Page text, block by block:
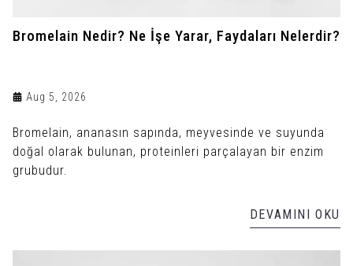
Bromelain Nedir? Ne İşe Yarar, Faydaları Nelerdir?
Aug 5, 2026
Bromelain, ananasın sapında, meyvesinde ve suyunda
doğal olarak bulunan, proteinleri parçalayan bir enzim
grubudur.
DEVAMINI OKU